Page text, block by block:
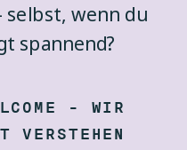
– WIR
VERSTEHEN
selbst, wenn du
spannend?